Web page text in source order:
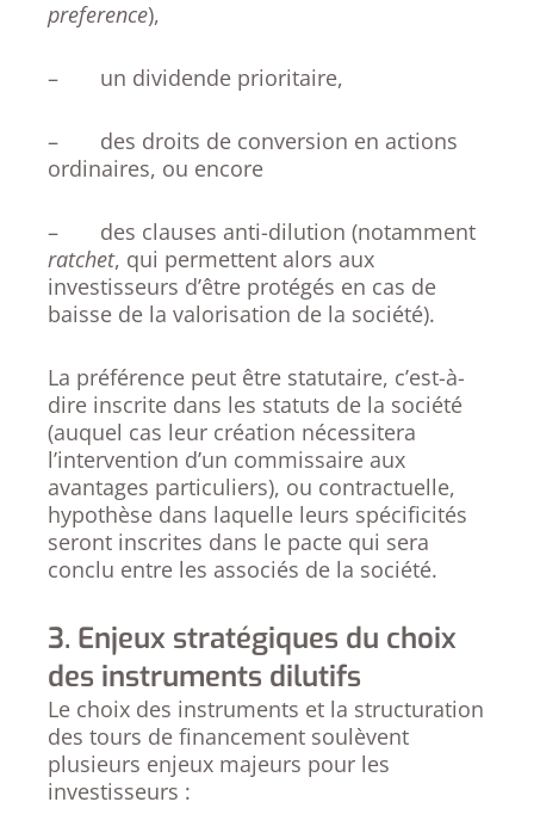
preference),
– un dividende prioritaire,
– des droits de conversion en actions
ordinaires, ou encore
– des clauses anti-dilution (notamment
ratchet, qui permettent alors aux
investisseurs d’être protégés en cas de
baisse de la valorisation de la société).
La préférence peut être statutaire, c’est-à-
dire inscrite dans les statuts de la société
(auquel cas leur création nécessitera
l’intervention d’un commissaire aux
avantages particuliers), ou contractuelle,
hypothèse dans laquelle leurs spécificités
seront inscrites dans le pacte qui sera
conclu entre les associés de la société.
3. Enjeux stratégiques du choix
des instruments dilutifs
Le choix des instruments et la structuration
des tours de financement soulèvent
plusieurs enjeux majeurs pour les
investisseurs :